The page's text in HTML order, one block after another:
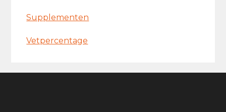
Supplementen
Vetpercentage